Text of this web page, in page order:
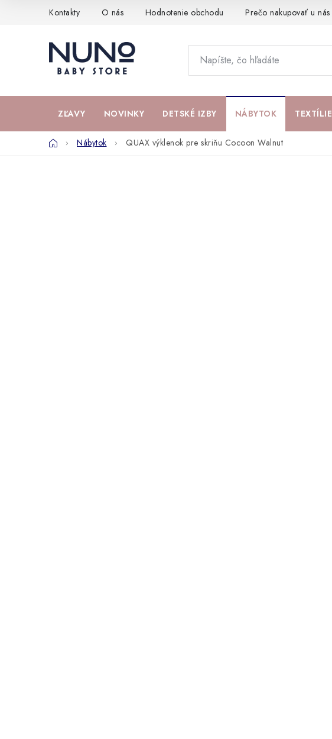
Kontakty O nás Hodnotenie obchodu Prečo nakupovať u nás
ZĽAVY NOVINKY DETSKÉ IZBY NÁBYTOK TEXTÍLIE
DomovNábytok QUAX výklenok pre skriňu Cocoon Walnut